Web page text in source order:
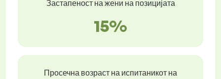
Застапеност на жени на позицијата
15%
Просечна возраст на испитаникот на